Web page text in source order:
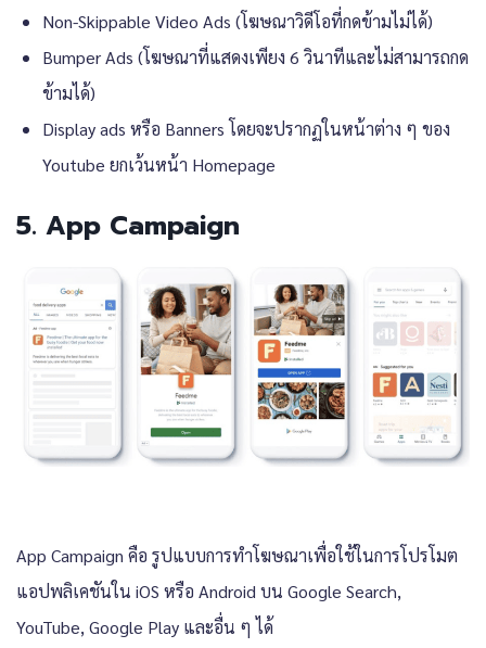
Non-Skippable Video Ads (โฆษณาวิดีโอที่กดข้ามไม่ได้)
Bumper Ads (โฆษณาที่แสดงเพียง 6 วินาทีและไม่สามารถกด
ข้ามได้)
Display ads หรือ Banners โดยจะปรากฏในหน้าต่าง ๆ ของ
Youtube ยกเว้นหน้า Homepage
5. App Campaign
App Campaign คือ รูปแบบการทำโฆษณาเพื่อใช้ในการโปรโมต
แอปพลิเคชันใน iOS หรือ Android บน Google Search,
YouTube, Google Play และอื่น ๆ ได้